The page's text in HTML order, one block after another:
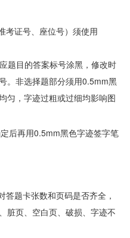
考证号、座位号）须使用
题目的答案标号涂黑，修改时
。非选择题部分须用0.5mm黑
匀，字迹过粗或过细均影响图
后再用0.5mm黑色字迹签字笔
题卡张数和页码是否齐全，
脏页、空白页、破损、字迹不